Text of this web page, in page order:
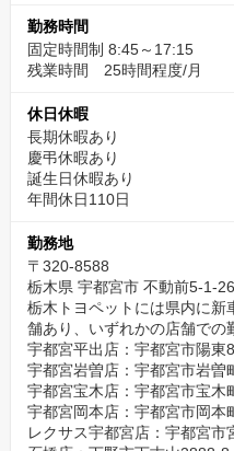
勤務時間
固定時間制 8:45～17:15
残業時間 25時間程度/月
休日休暇
長期休暇あり
慶弔休暇あり
誕生日休暇あり
年間休日110日
勤務地
〒320-8588
栃木県 宇都宮市 不動前5-1-26
栃木トヨペットには県内に新
舗あり、いずれかの店舗での
宇都宮平出店：宇都宮市陽東
宇都宮岩曽店：宇都宮市岩曽
宇都宮宝木店：宇都宮市宝木
宇都宮岡本店：宇都宮市岡本
レクサス宇都宮店：宇都宮市